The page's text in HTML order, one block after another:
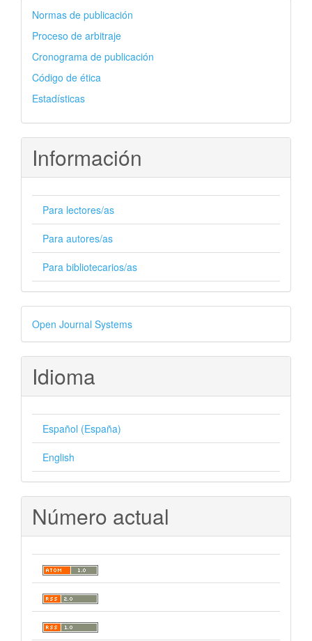
autores
Normas de publicación
Proceso de arbitraje
Cronograma de publicación
Código de ética
Estadísticas
Información
Para lectores/as
Para autores/as
Para bibliotecarios/as
Desarrollado
por
Open Journal Systems
Idioma
Español (España)
English
Número actual